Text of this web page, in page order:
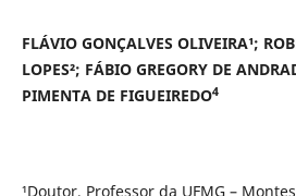
FLÁVIO GONÇALVES OLIVEIRA¹;
LOPES²; FÁBIO GREGORY DE
PIMENTA DE FIGUEIREDO4
¹Doutor, Professor da UFMG –